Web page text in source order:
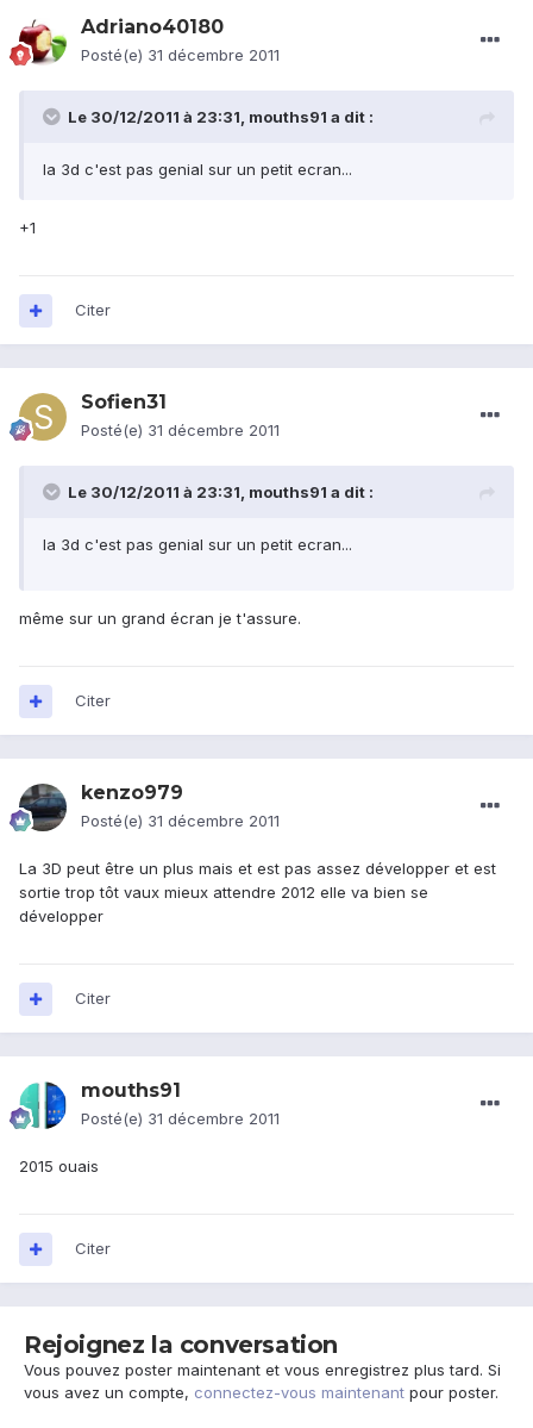
Adriano40180
Posté(e) 31 décembre 2011
Le 30/12/2011 à 23:31, mouths91 a dit :
la 3d c'est pas genial sur un petit ecran...
+1
Citer
Sofien31
Posté(e) 31 décembre 2011
Le 30/12/2011 à 23:31, mouths91 a dit :
la 3d c'est pas genial sur un petit ecran...
même sur un grand écran je t'assure.
Citer
kenzo979
Posté(e) 31 décembre 2011
La 3D peut être un plus mais et est pas assez développer et est
sortie trop tôt vaux mieux attendre 2012 elle va bien se
développer
Citer
mouths91
Posté(e) 31 décembre 2011
2015 ouais
Citer
Rejoignez la conversation
Vous pouvez poster maintenant et vous enregistrez plus tard. Si
vous avez un compte, connectez-vous maintenant pour poster.